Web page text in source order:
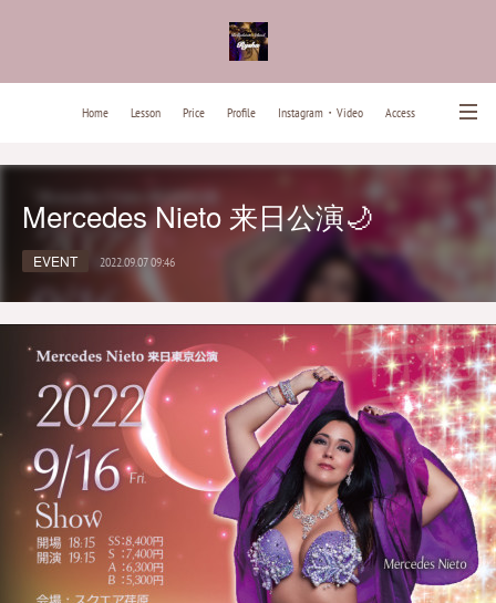
Home Lesson Price Profile Instagram・Video Access
News Contact Past Lesson Songs
Mercedes Nieto 来日公演🌙
EVENT 2022.09.07 09:46